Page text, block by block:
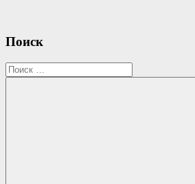
Поиск
Search
for: